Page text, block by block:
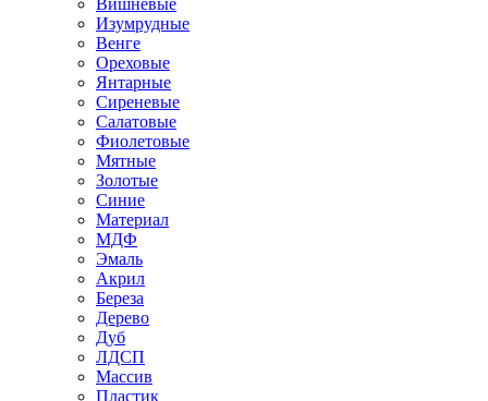
Вишневые
Изумрудные
Венге
Ореховые
Янтарные
Сиреневые
Салатовые
Фиолетовые
Мятные
Золотые
Синие
Материал
МДФ
Эмаль
Акрил
Береза
Дерево
Дуб
ЛДСП
Массив
Пластик